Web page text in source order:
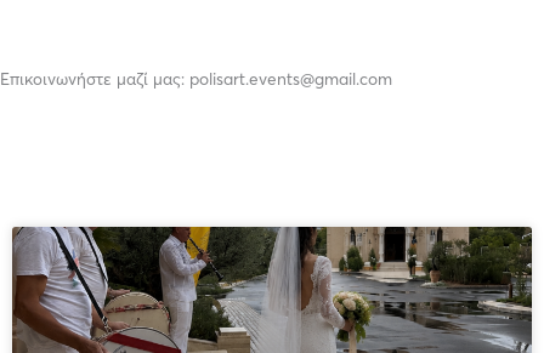
Επικοινωνήστε μαζί μας: polisart.events@gmail.com